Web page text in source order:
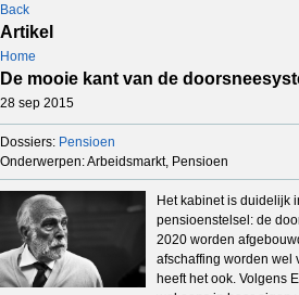
Back
Artikel
Home
De mooie kant van de
28 sep 2015
Dossiers: Pensioen
Onderwerpen: Arbeidsmarkt, Pensioen
Het kabinet is duidelijk
pensioenstelsel: de
2020 worden
afschaffing worden wel
heeft het ook. Volgens